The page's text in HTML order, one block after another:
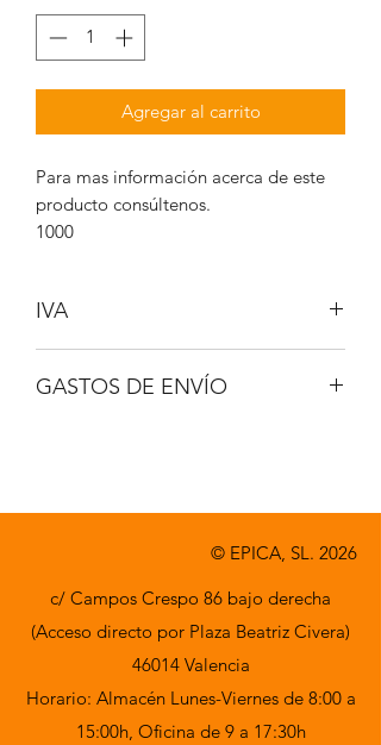
Agregar al carrito
Para mas información acerca de este
producto consúltenos.
1000
IVA
GASTOS DE ENVÍO
© EPICA, SL. 2026
c/ Campos Crespo 86 bajo derecha
(Acceso directo por Plaza Beatriz Civera)
46014 Valencia
Horario: Almacén Lunes-Viernes de 8:00 a
15:00h, Oficina de 9 a 17:30h